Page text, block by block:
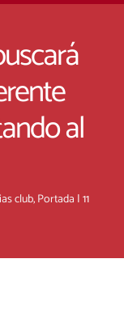
al
club,Portada |11